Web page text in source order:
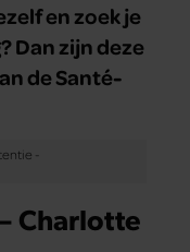
en zoek je
Dan zijn deze
de Santé-
Charlotte